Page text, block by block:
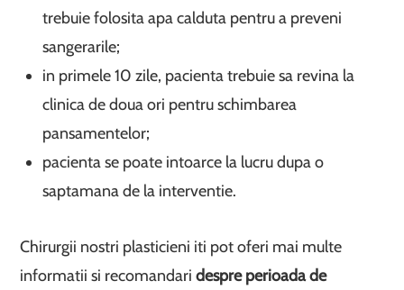
trebuie folosita apa calduta pentru a preveni
sangerarile;
in primele 10 zile, pacienta trebuie sa revina la
clinica de doua ori pentru schimbarea
pansamentelor;
pacienta se poate intoarce la lucru dupa o
saptamana de la interventie.
Chirurgii nostri plasticieni iti pot oferi mai multe
informatii si recomandaridespre perioada de